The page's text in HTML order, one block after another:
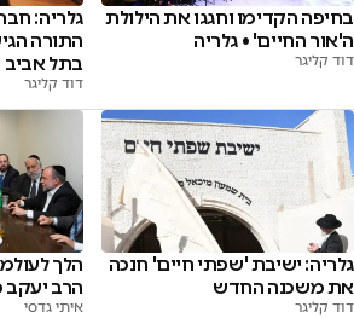
בחיפה הקדימו וחגגו את הילולת
ה'אור החיים' • גלריה
דוד קליגר
גלריה:
התורה
בתל אביב
דוד קליגר
גלריה: ישיבת 'שפתי חיים' חנכה
את משכנה החדש
דוד קליגר
הלך
הרב יעקב
איתי גדסי